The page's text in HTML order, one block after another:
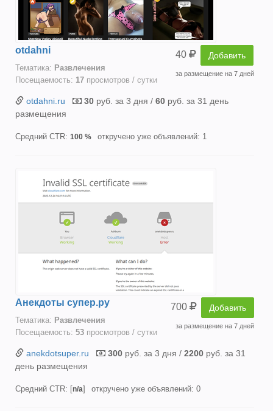
40 Добавить
за размещение на 7 дней
otdahni
Тематика: Развлечения
Посещаемость: 17 просмотров / сутки
otdahni.ru 30 руб. за 3 дня / 60 руб. за 31 день
размещения
Средний CTR: 100 % откручено уже объявлений: 1
700 Добавить
за размещение на 7 дней
Анекдоты супер.ру
Тематика: Развлечения
Посещаемость: 53 просмотров / сутки
anekdotsuper.ru 300 руб. за 3 дня / 2200 руб. за 31
день размещения
Средний CTR: [n/a] откручено уже объявлений: 0